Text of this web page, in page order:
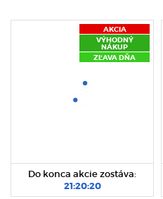
AKCIA
VÝHODNÝ
NÁKUP
ZĽAVA DŇA
Do konca akcie zostáva:
21:20:20